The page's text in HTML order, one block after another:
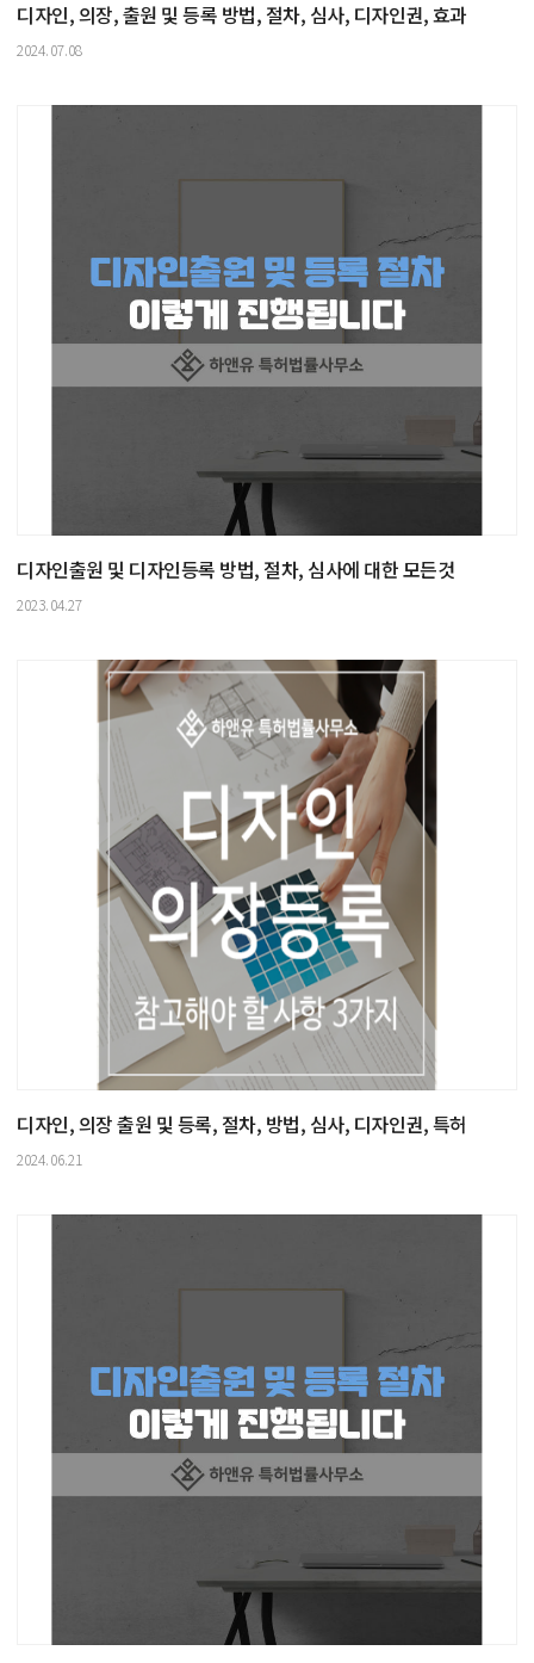
디자인, 의장, 출원 및 등록 방법, 절차, 심사, 디자인권, 효과
2024.07.08
디자인출원 및 디자인등록 방법, 절차, 심사에 대한 모든것
2023.04.27
디자인, 의장 출원 및 등록, 절차, 방법, 심사, 디자인권, 특허
2024.06.21